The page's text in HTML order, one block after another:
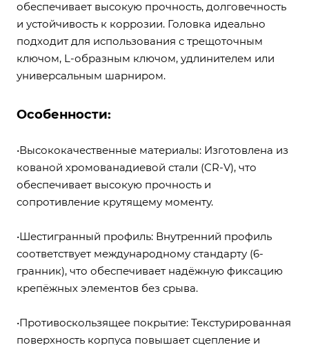
обеспечивает высокую прочность, долговечность
и устойчивость к коррозии. Головка идеально
подходит для использования с трещоточным
ключом, L-образным ключом, удлинителем или
универсальным шарниром.
Особенности:
•Высококачественные материалы: Изготовлена из
кованой хромованадиевой стали (CR-V), что
обеспечивает высокую прочность и
сопротивление крутящему моменту.
•Шестигранный профиль: Внутренний профиль
соответствует международному стандарту (6-
гранник), что обеспечивает надёжную фиксацию
крепёжных элементов без срыва.
•Противоскользящее покрытие: Текстурированная
поверхность корпуса повышает сцепление и